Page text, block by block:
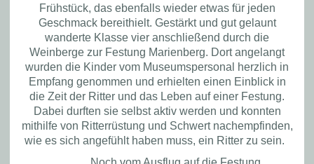
Frühstück, das ebenfalls wieder etwas für jeden
Geschmack bereithielt. Gestärkt und gut gelaunt
wanderte Klasse vier anschließend durch die
Weinberge zur Festung Marienberg. Dort angelangt
wurden die Kinder vom Museumspersonal
herzlich in
Empfang genommen und erhielten einen Einblick in
die Zeit der Ritter und das Leben auf einer Festung.
Dabei durften sie selbst aktiv werden und konnten
mithilfe von Ritterrüstung und Schwert nachempfinden,
wie es sich angefühlt haben muss, ein Ritter zu sein.